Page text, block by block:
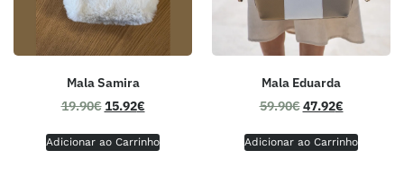
Mala Samira
19.90€15.92€
Adicionar ao Carrinho
Mala Eduarda
59.90€47.92€
Adicionar ao Carrinho